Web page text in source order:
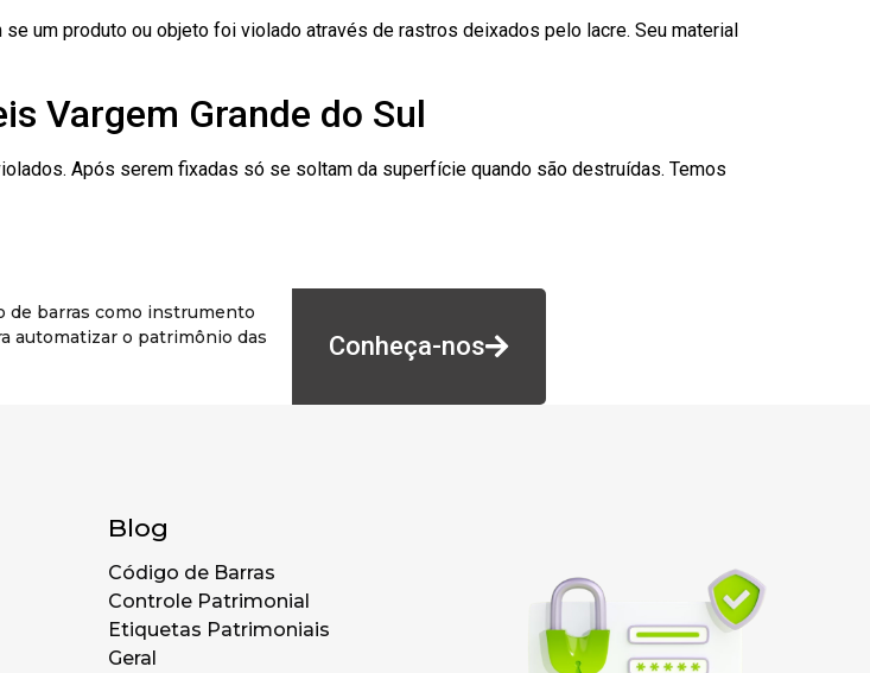
um produto ou objeto foi violado através de rastros deixados pelo lacre. Seu material
Vargem Grande do Sul
Após serem fixadas só se soltam da superfície quando são destruídas. Temos
de barras como instrumento
automatizar o patrimônio das
Conheça-nos
Blog
Código de Barras
Controle Patrimonial
Etiquetas Patrimoniais
Geral